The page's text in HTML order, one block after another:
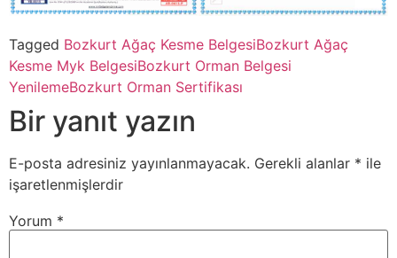
Tagged Bozkurt Ağaç Kesme BelgesiBozkurt Ağaç
Kesme Myk BelgesiBozkurt Orman Belgesi
YenilemeBozkurt Orman Sertifikası
Bir yanıt yazın
E-posta adresiniz yayınlanmayacak. Gerekli alanlar * ile
işaretlenmişlerdir
Yorum *